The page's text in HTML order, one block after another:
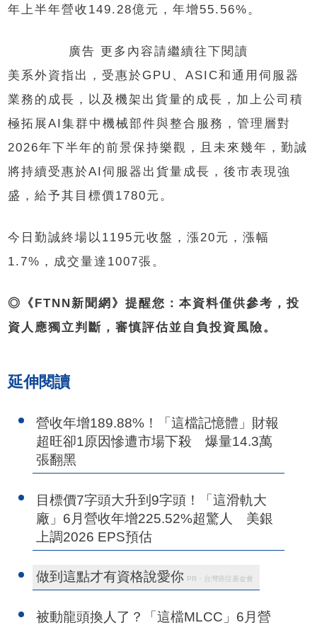
年上半年營收149.28億元，年增55.56%。
廣告 更多內容請繼續往下閱讀
美系外資指出，受惠於GPU、ASIC和通用伺服器
業務的成長，以及機架出貨量的成長，加上公司積
極拓展AI集群中機械部件與整合服務，管理層對
2026年下半年的前景保持樂觀，且未來幾年，勤誠
將持續受惠於AI伺服器出貨量成長，後市表現強
盛，給予其目標價1780元。
今日勤誠終場以1195元收盤，漲20元，漲幅
1.7%，成交量達1007張。
◎《FTNN新聞網》提醒您：本資料僅供參考，投
資人應獨立判斷，審慎評估並自負投資風險。
延伸閱讀
營收年增189.88%！「這檔記憶體」財報
超旺卻1原因慘遭市場下殺 爆量14.3萬
張翻黑
目標價7字頭大升到9字頭！「這滑軌大
廠」6月營收年增225.52%超驚人 美銀
上調2026 EPS預估
做到這點才有資格說愛你 PR・台灣癌症基金會
被動龍頭換人了？「這檔MLCC」6月營